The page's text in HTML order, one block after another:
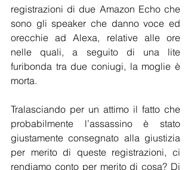
registrazioni di due Amazon Echo che
sono gli speaker che danno voce ed
orecchie ad Alexa, relative alle ore
nelle quali, a seguito di una lite
furibonda tra due coniugi, la moglie è
morta.
Tralasciando per un attimo il fatto che
probabilmente l’assassino è stato
giustamente consegnato alla giustizia
per merito di queste registrazioni, ci
rendiamo conto per merito di cosa? Di